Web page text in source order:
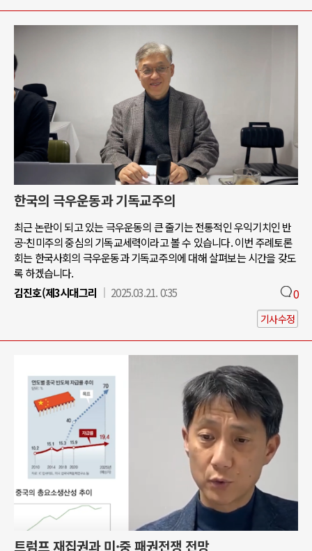
한국의 극우운동과 기독교주의
최근 논란이 되고 있는 극우운동의 큰 줄기는 전통적인 우익기치인 반
공-친미주의 중심의 기독교세력이라고 볼 수 있습니다. 이번 주례토론
회는 한국사회의 극우운동과 기독교주의에 대해 살펴보는 시간을 갖도
록 하겠습니다.
김진호(제3시대그리
2025.03.21. 0:35 0
기사수정
트럼프 재집권과 미·중 패권전쟁 전망